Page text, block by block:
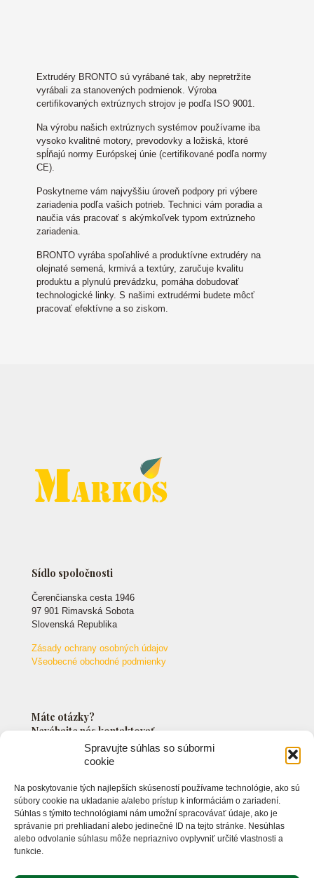
Spravujte súhlas so súbormi
cookie
Na poskytovanie tých najlepších skúseností používame technológie, ako sú
súbory cookie na ukladanie a/alebo prístup k informáciám o zariadení.
Súhlas s týmito technológiami nám umožní spracovávať údaje, ako je
správanie pri prehliadaní alebo jedinečné ID na tejto stránke. Nesúhlas
alebo odvolanie súhlasu môže nepriaznivo ovplyvniť určité vlastnosti a
funkcie.
Extrudéry BRONTO sú vyrábané tak, aby nepretržite
vyrábali za stanovených podmienok. Výroba
certifikovaných extrúznych strojov je podľa ISO 9001.
Na výrobu našich extrúznych systémov používame iba
vysoko kvalitné motory, prevodovky a ložiská, ktoré
spĺňajú normy Európskej únie (certifikované podľa normy
CE).
Poskytneme vám najvyššiu úroveň podpory pri výbere
zariadenia podľa vašich potrieb. Technici vám poradia a
naučia vás pracovať s akýmkoľvek typom extrúzneho
zariadenia.
BRONTO vyrába spoľahlivé a produktívne extrudéry na
olejnaté semená, krmivá a textúry, zaručuje kvalitu
produktu a plynulú prevádzku, pomáha dobudovať
technologické linky. S našimi extrudérmi budete môcť
pracovať efektívne a so ziskom.
Sídlo spoločnosti
Čerenčianska cesta 1946
97 901 Rimavská Sobota
Slovenská Republika
Zásady ochrany osobných údajov
Všeobecné obchodné podmienky
Máte otázky?
Neváhajte nás kontaktovať.
+421 903 549 042
info@markossro.sk